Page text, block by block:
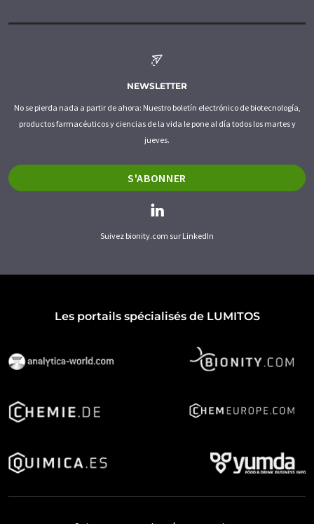
NEWSLETTER
No se pierda nada a partir de ahora: Nuestro boletín electrónico de biotecnología,
productos farmacéuticos y ciencias de la vida le pone al día todos los martes y
jueves.
S'ABONNER
Suivez bionity.com sur LinkedIn
Les portails spécialisés de LUMITOS